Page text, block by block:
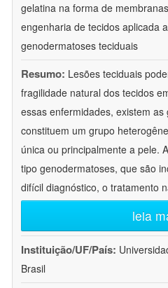
gelatina na forma de
engenharia de tecidos aplicada
genodermatoses teciduais
Resumo: Lesões teciduais
fragilidade natural dos tecidos
essas enfermidades, existem
constituem um grupo
única ou principalmente a pele.
tipo genodermatoses, que são
difícil diagnóstico, o tratamento
leia
Instituição/UF/País:
Brasil